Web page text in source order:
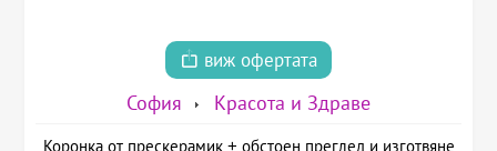
виж офертата
София Красота и Здраве
Коронка от прескерамик + обстоен преглед и изготвяне